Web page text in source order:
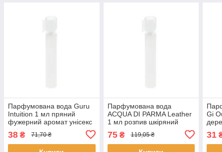
Парфумована вода Guru
Intuition 1 мл пряний
фужерний аромат унісекс
шкіра Гуру Інтуїшн
38 ₴ 71,70 ₴
Парфумована вода
ACQUA DI PARMA Leather
1 мл розпив шкіряний
парфум Акква ді Парма
75₴ 119,05 ₴
Gi
31